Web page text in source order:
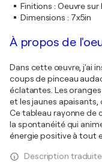
Finitions : Oeuvre sur
Dimensions : 7x5in
À propos de
Dans cette œuvre, j'ai
coups de pinceau
éclatantes. Les
et les jaunes
Ce tableau rayonne de
la spontanéité qui
énergie positive à tout
Description